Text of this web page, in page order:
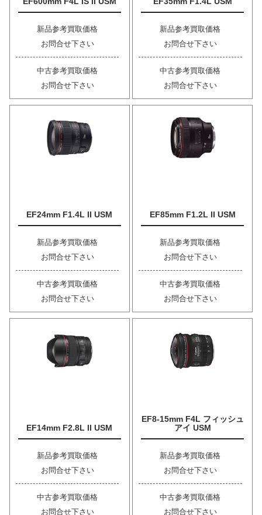
新品参考買取価格
お問合せ下さい
中古参考買取価格
お問合せ下さい
新品参考買取価格
お問合せ下さい
中古参考買取価格
お問合せ下さい
EF24mm F1.4L II USM
新品参考買取価格
お問合せ下さい
中古参考買取価格
お問合せ下さい
EF85mm F1.2L II USM
新品参考買取価格
お問合せ下さい
中古参考買取価格
お問合せ下さい
EF14mm F2.8L II USM
新品参考買取価格
お問合せ下さい
中古参考買取価格
お問合せ下さい
EF8-15mm F4L フィッシュ
アイ USM
新品参考買取価格
お問合せ下さい
中古参考買取価格
お問合せ下さい